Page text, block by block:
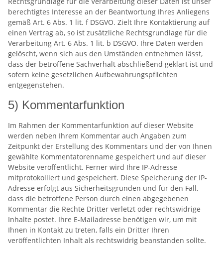
berechtigtes Interesse an der Beantwortung Ihres Anliegens
gemäß Art. 6 Abs. 1 lit. f DSGVO. Zielt Ihre Kontaktierung auf
einen Vertrag ab, so ist zusätzliche Rechtsgrundlage für die
Verarbeitung Art. 6 Abs. 1 lit. b DSGVO. Ihre Daten werden
gelöscht, wenn sich aus den Umständen entnehmen lässt,
dass der betroffene Sachverhalt abschließend geklärt ist und
sofern keine gesetzlichen Aufbewahrungspflichten
entgegenstehen.
5) Kommentarfunktion
Im Rahmen der Kommentarfunktion auf dieser Website
werden neben Ihrem Kommentar auch Angaben zum
Zeitpunkt der Erstellung des Kommentars und der von Ihnen
gewählte Kommentatorenname gespeichert und auf dieser
Website veröffentlicht. Ferner wird Ihre IP-Adresse
mitprotokolliert und gespeichert. Diese Speicherung der IP-
Adresse erfolgt aus Sicherheitsgründen und für den Fall,
dass die betroffene Person durch einen abgegebenen
Kommentar die Rechte Dritter verletzt oder rechtswidrige
Inhalte postet. Ihre E-Mailadresse benötigen wir, um mit
Ihnen in Kontakt zu treten, falls ein Dritter Ihren
veröffentlichten Inhalt als rechtswidrig beanstanden sollte.